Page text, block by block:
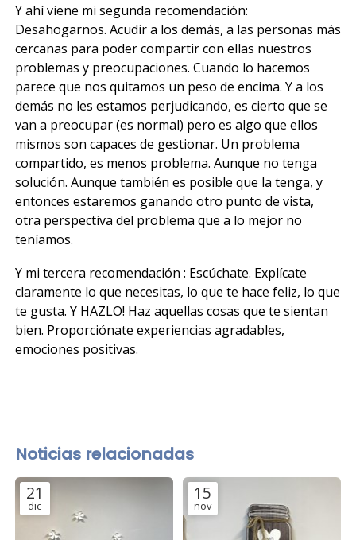
Y ahí viene mi segunda recomendación:
Desahogarnos. Acudir a los demás, a las personas más
cercanas para poder compartir con ellas nuestros
problemas y preocupaciones. Cuando lo hacemos
parece que nos quitamos un peso de encima. Y a los
demás no les estamos perjudicando, es cierto que se
van a preocupar (es normal) pero es algo que ellos
mismos son capaces de gestionar. Un problema
compartido, es menos problema. Aunque no tenga
solución. Aunque también es posible que la tenga, y
entonces estaremos ganando otro punto de vista,
otra perspectiva del problema que a lo mejor no
teníamos.
Y mi tercera recomendación : Escúchate. Explícate
claramente lo que necesitas, lo que te hace feliz, lo que
te gusta. Y HAZLO! Haz aquellas cosas que te sientan
bien. Proporciónate experiencias agradables,
emociones positivas.
Noticias relacionadas
21
dic
15
nov